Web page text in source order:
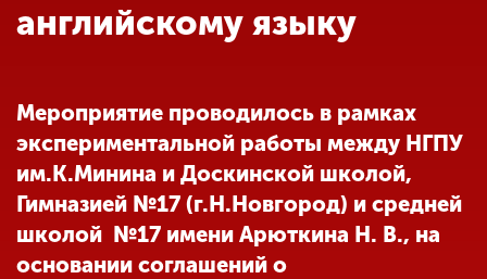
Наука
Международная
деятельность
Другие виды
деятельности
английскому языку
Мероприятие проводилось в рамках
экспериментальной работы между НГПУ
им.К.Минина и Доскинской школой,
Гимназией №17 (г.Н.Новгород) и средней
школой №17 имени Арюткина Н. В., на
основании соглашений о